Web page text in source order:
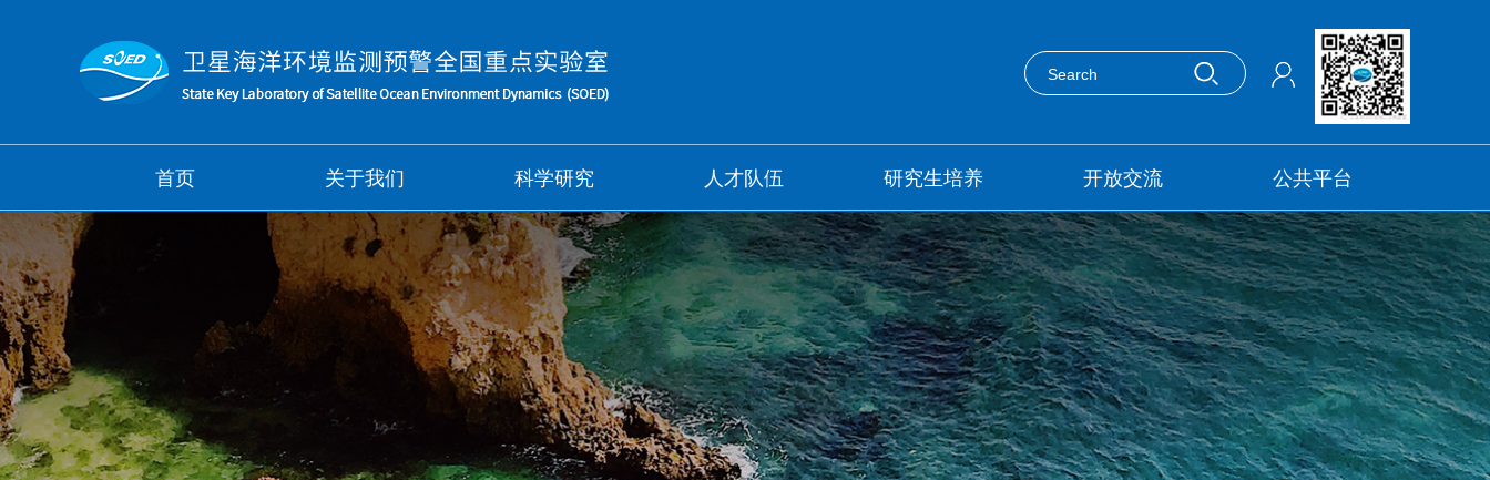
首页 关于我们 科学研究 人才队伍 研究生培养 开放交流 公共平台